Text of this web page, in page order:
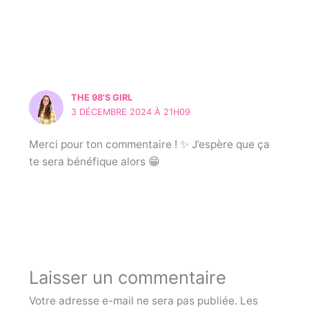
THE 98'S GIRL
3 DÉCEMBRE 2024 À 21H09
Merci pour ton commentaire ! ✨ J’espère que ça
te sera bénéfique alors 😁
Laisser un commentaire
Votre adresse e-mail ne sera pas publiée. Les